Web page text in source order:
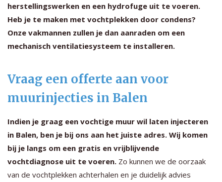
herstellingswerken en een hydrofuge uit te voeren.
Heb je te maken met vochtplekken door condens?
Onze vakmannen zullen je dan aanraden om een
mechanisch ventilatiesysteem te installeren.
Vraag een offerte aan voor
muurinjecties in Balen
Indien je graag een vochtige muur wil laten injecteren
in Balen, ben je bij ons aan het juiste adres. Wij komen
bij je langs om een gratis en vrijblijvende
vochtdiagnose uit te voeren. Zo kunnen we de oorzaak
van de vochtplekken achterhalen en je duidelijk advies